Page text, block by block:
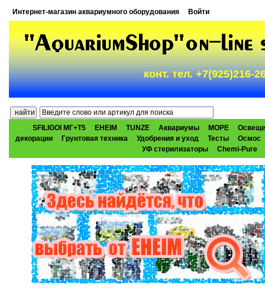
Интернет-магазин аквариумного оборудования Войти
конт. тел. +7(925)216-
SFILIGOI МГ+Т5 EHEIM TUNZE Аквариумы МОРЕ
декорации
Грунтовая техника Удобрения и уход Тесты
Осмос
УФ стерилизаторы
Chemi-Pure